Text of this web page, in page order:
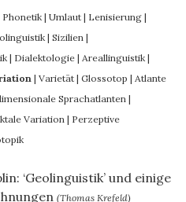
Phonetik | Umlaut | Lenisierung |
| Sizilien |
| Dialektologie | Areallinguistik |
| Varietät | Glossotop | Atlante
Sprachatlanten |
Variation | Perzeptive
‘Geolinguistik’ und einige
(Thomas Krefeld)